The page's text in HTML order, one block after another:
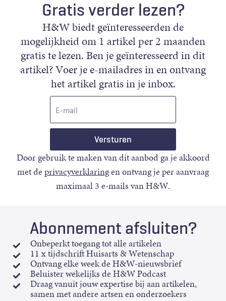
Gratis verder lezen?
H&W biedt geïnteresseerden de
mogelijkheid om 1 artikel per 2 maanden
gratis te lezen. Ben je geïnteresseerd in dit
artikel? Voer je e-mailadres in en ontvang
het artikel gratis in je inbox.
Door gebruik te maken van dit aanbod ga je akkoord
met deprivacyverklaringen ontvang je per aanvraag
maximaal 3 e-mails van H&W.
Abonnement afsluiten?
Onbeperkt toegang tot alle artikelen
11 x tijdschrift Huisarts & Wetenschap
Ontvang elke week de H&W-nieuwsbrief
Beluister wekelijks de H&W Podcast
Draag vanuit jouw expertise bij aan artikelen,
samen met andere artsen en onderzoekers